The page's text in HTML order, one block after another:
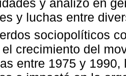
y analizó en
y luchas entre
sociopolíticos
crecimiento del
entre 1975 y